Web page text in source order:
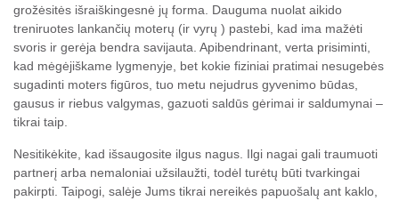
grožėsitės išraiškingesnė jų forma. Dauguma nuolat aikido
treniruotes lankančių moterų (ir vyrų ) pastebi, kad ima mažėti
svoris ir gerėja bendra savijauta. Apibendrinant, verta prisiminti,
kad mėgėjiškame lygmenyje, bet kokie fiziniai pratimai nesugebės
sugadinti moters figūros, tuo metu nejudrus gyvenimo būdas,
gausus ir riebus valgymas, gazuoti saldūs gėrimai ir saldumynai –
tikrai taip.
Nesitikėkite, kad išsaugosite ilgus nagus. Ilgi nagai gali traumuoti
partnerį arba nemaloniai užsilaužti, todėl turėtų būti tvarkingai
pakirpti. Taipogi, salėje Jums tikrai nereikės papuošalų ant kaklo,